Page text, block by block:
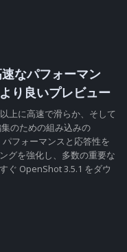
なパフォーマン
り良いプレビュー
上に高速で滑らか、そして
のための組み込みの
フォーマンスと応答性を
グを強化し、多数の重要な
ぐ OpenShot 3.5.1 をダウ